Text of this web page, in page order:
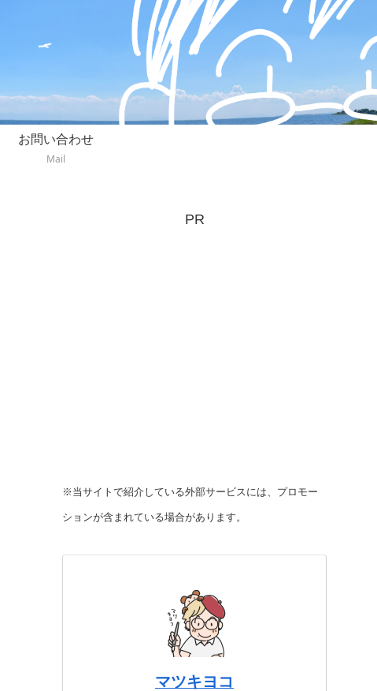
お問い合わせ
Mail
PR
※当サイトで紹介している外部サービスには、プロモー
ションが含まれている場合があります。
マツキヨコ